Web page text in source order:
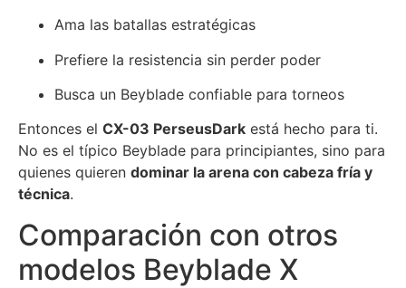
Ama las batallas estratégicas
Prefiere la resistencia sin perder poder
Busca un Beyblade confiable para torneos
Entonces el CX-03 PerseusDark está hecho para ti.
No es el típico Beyblade para principiantes, sino para
quienes quieren dominar la arena con cabeza fría y
técnica.
Comparación con otros
modelos Beyblade X